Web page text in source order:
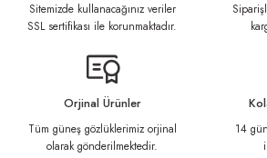
Ürün resmi kalitesiz, bozuk veya
Ürün bilgilerinde hatalar bulunuyor.
Sitemizde kullanacağınız veriler
SSL sertifikası ile korunmaktadır.
Orjinal Ürünler
Tüm güneş gözlüklerimiz orjinal
olarak gönderilmektedir.
14